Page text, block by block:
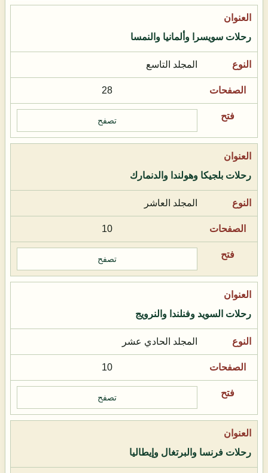
رحلات سويسرا وألمانيا والنمسا
المجلد التاسع
28
تصفح
رحلات بلجيكا وهولندا والدنمارك
المجلد العاشر
10
تصفح
رحلات السويد وفنلندا والنرويج
المجلد الحادي عشر
10
تصفح
رحلات فرنسا والبرتغال وإيطاليا